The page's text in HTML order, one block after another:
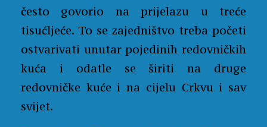
često govorio na prijelazu u treće
tisućljeće. To se zajedništvo treba početi
ostvarivati unutar pojedinih redovničkih
kuća i odatle se širiti na druge
redovničke kuće i na cijelu Crkvu i sav
svijet.